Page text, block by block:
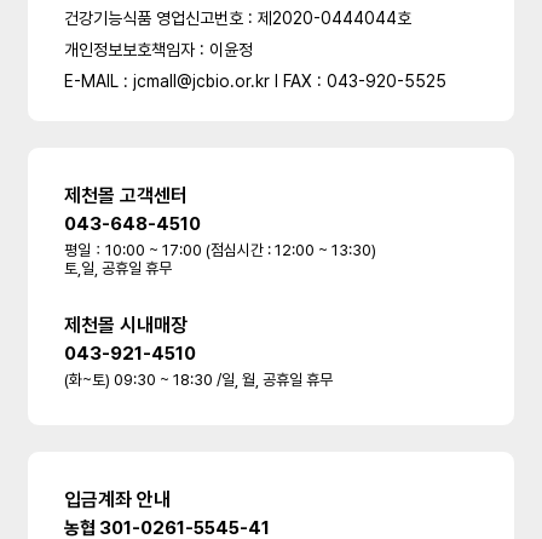
건강기능식품 영업신고번호 : 제2020-0444044호
개인정보보호책임자 : 이윤정
E-MAIL : jcmall@jcbio.or.kr l FAX : 043-920-5525
제천몰 고객센터
043-648-4510
평일：10:00 ~ 17:00 (점심시간 : 12:00 ~ 13:30)
토,일, 공휴일 휴무
제천몰 시내매장
043-921-4510
(화~토) 09:30 ~ 18:30 /일, 월, 공휴일 휴무
입금계좌 안내
농협 301-0261-5545-41